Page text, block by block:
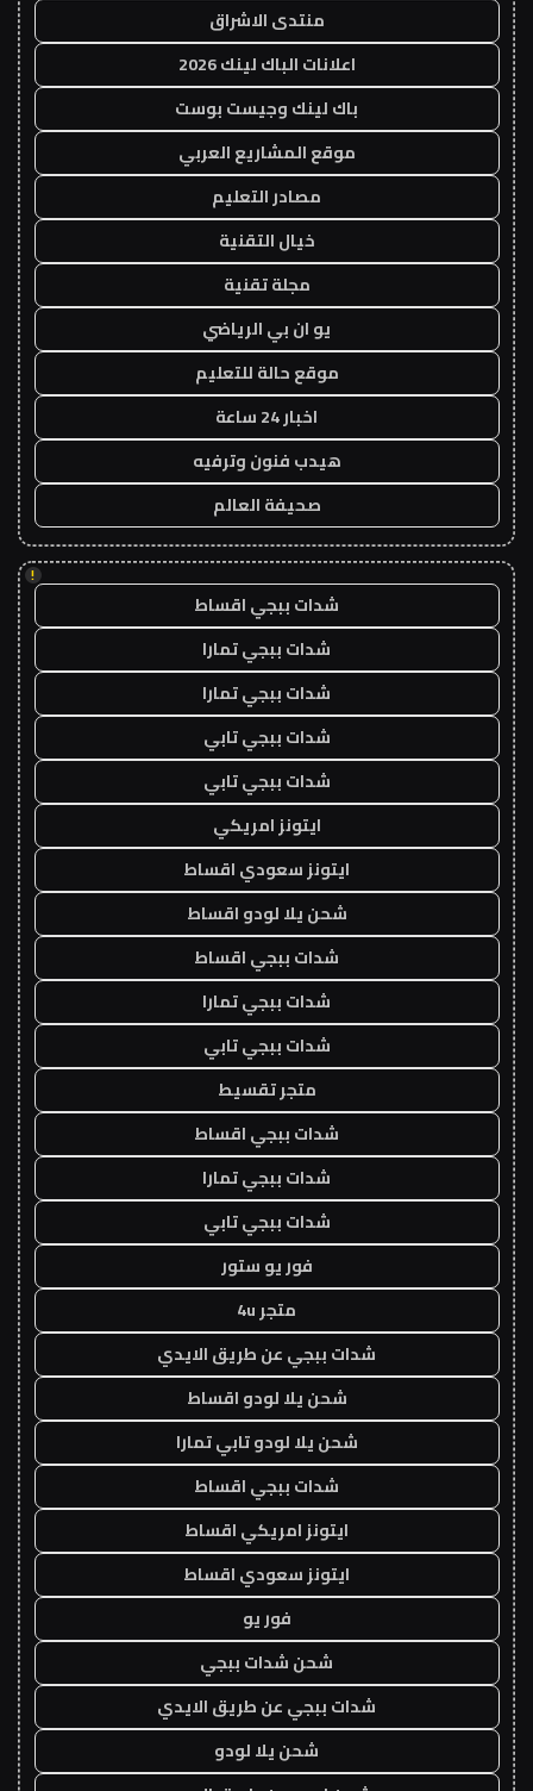
منتدى الاشراق
اعلانات الباك لينك 2026
باك لينك وجيست بوست
موقع المشاريع العربي
مصادر التعليم
خيال التقنية
مجلة تقنية
يو ان بي الرياضي
موقع حالة للتعليم
اخبار 24 ساعة
هيدب فنون وترفيه
صحيفة العالم
!
شدات ببجي اقساط
شدات ببجي تمارا
شدات ببجي تمارا
شدات ببجي تابي
شدات ببجي تابي
ايتونز امريكي
ايتونز سعودي اقساط
شحن يلا لودو اقساط
شدات ببجي اقساط
شدات ببجي تمارا
شدات ببجي تابي
متجر تقسيط
شدات ببجي اقساط
شدات ببجي تمارا
شدات ببجي تابي
فور يو ستور
متجر 4u
شدات ببجي عن طريق الايدي
شحن يلا لودو اقساط
شحن يلا لودو تابي تمارا
شدات ببجي اقساط
ايتونز امريكي اقساط
ايتونز سعودي اقساط
فور يو
شحن شدات ببجي
شدات ببجي عن طريق الايدي
شحن يلا لودو